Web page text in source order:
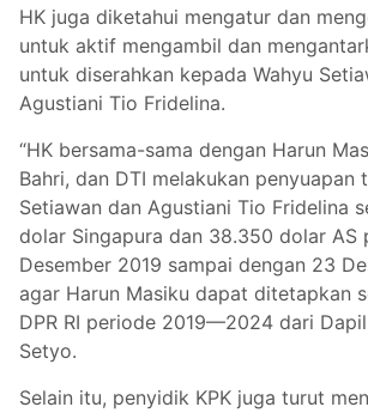
HK juga diketahui mengatur dan
untuk aktif mengambil dan
untuk diserahkan kepada Wahyu
Agustiani Tio Fridelina.
“HK bersama-sama dengan Harun
Bahri, dan DTI melakukan penyuapan
Setiawan dan Agustiani Tio Fridelina
dolar Singapura dan 38.350 dolar AS
Desember 2019 sampai dengan 23
agar Harun Masiku dapat ditetapkan
DPR RI periode 2019—2024 dari Dapil
Setyo.
Selain itu, penyidik KPK juga turut